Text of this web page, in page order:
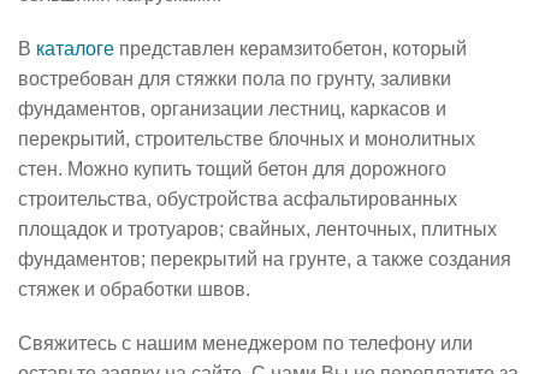
В каталоге представлен керамзитобетон, который
востребован для стяжки пола по грунту, заливки
фундаментов, организации лестниц, каркасов и
перекрытий, строительстве блочных и монолитных
стен. Можно купить тощий бетон для дорожного
строительства, обустройства асфальтированных
площадок и тротуаров; свайных, ленточных, плитных
фундаментов; перекрытий на грунте, а также создания
стяжек и обработки швов.
Свяжитесь с нашим менеджером по телефону или